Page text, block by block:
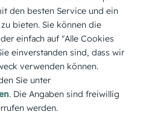
MENÜKARTE TAUFE
Menükarte Taufe
Blumenkreuz
den besten Service und ein
bieten. Sie können die
einfach auf "Alle Cookies
einverstanden sind, dass wir
verwenden können.
Sie unter
. Die Angaben sind freiwillig
werden.